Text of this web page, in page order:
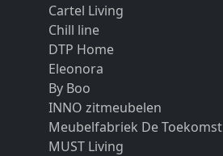
Cartel Living
Chill line
DTP Home
Eleonora
By Boo
INNO zitmeubelen
Meubelfabriek De Toekomst
MUST Living